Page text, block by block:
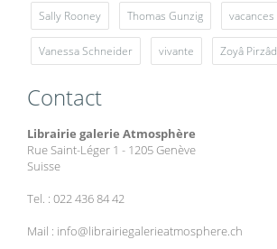
Sally Rooney Thomas Gunzig vacances
Vanessa Schneider vivante Zoyâ Pirzâd
Contact
Librairie galerie Atmosphère
Rue Saint-Léger 1 - 1205 Genève
Suisse
Tel. : 022 436 84 42
Mail : info@librairiegalerieatmosphere.ch